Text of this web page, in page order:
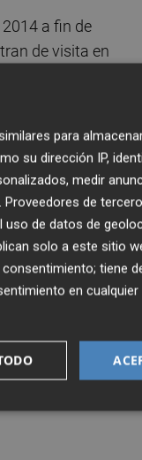
a fin de
de visita en
rescate.
abandonar Atenas
esté terminado",
griego.
una serie de
a aprobarlas y
están siendo
público", dijo la
para
su dirección IP,
medir
Proveedores de
de datos de
solo a este sitio
tiene
en